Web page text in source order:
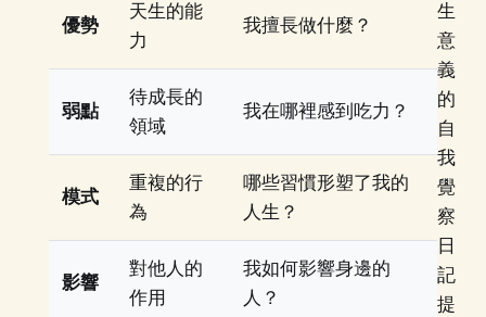
優勢
天生的能
力
我擅長做什麼？
弱點
待成長的
領域
我在哪裡感到吃力？
模式
重複的行
為
哪些習慣形塑了我的
人生？
影響
對他人的
作用
我如何影響身邊的
人？
生
意
義
的
自
我
覺
察
日
記
提